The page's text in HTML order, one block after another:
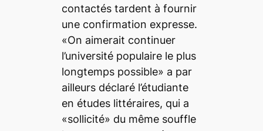
contactés tardent à fournir
une confirmation expresse.
«On aimerait continuer
l’université populaire le plus
longtemps possible» a par
ailleurs déclaré l’étudiante
en études littéraires, qui a
«sollicité» du même souffle